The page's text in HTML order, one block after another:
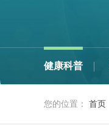
健康科普
您的位置： 首页